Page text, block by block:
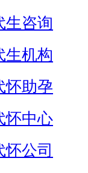
生咨询
生机构
怀助孕
怀中心
怀公司